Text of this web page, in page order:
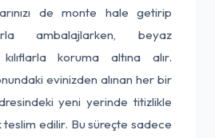
de monte hale getirip
ambalajlarken, beyaz
kılıflarla koruma altına alır.
evinizden alınan her bir
yeni yerinde titizlikle
teslim edilir. Bu süreçte sadece